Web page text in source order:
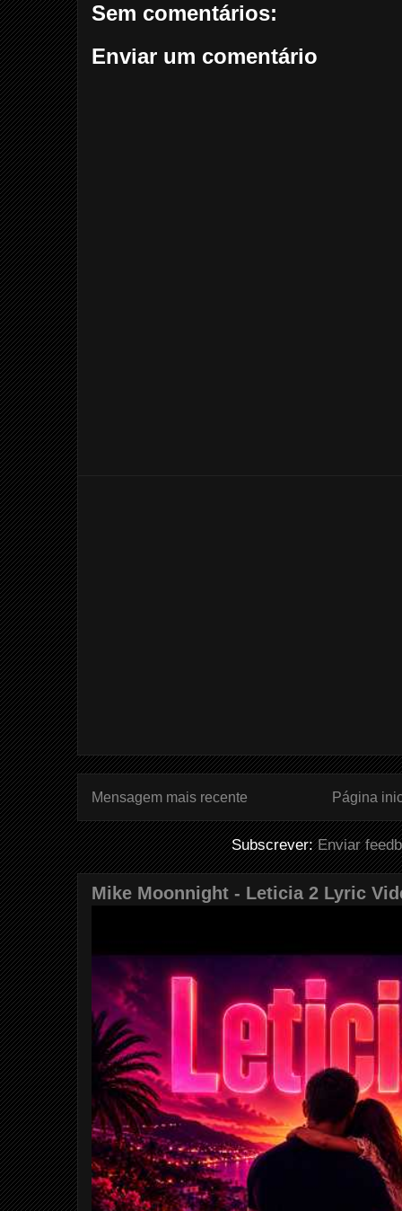
Sem comentários:
Enviar um comentário
Mensagem mais recente Página
Subscrever:Enviar
Mike Moonnight - Leticia 2 Lyric